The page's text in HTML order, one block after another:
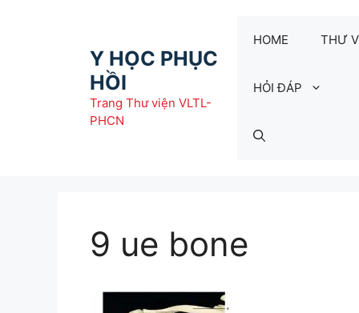
Y HỌC PHỤC
HỒI
Trang Thư viện VLTL-
PHCN
HOME THƯ
HỎI ĐÁP
9 ue bone